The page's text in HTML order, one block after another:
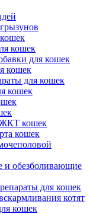
кошек
для кошек
кошек
для кошек
кошек
ЖКТ кошек
кошек
и обезболивающие
для кошек
котят
кошек